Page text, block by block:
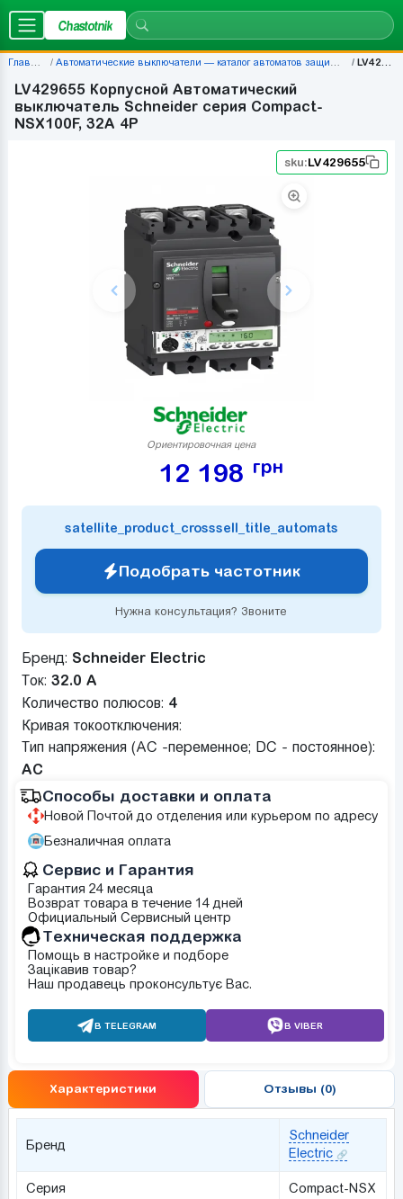
Chastotnik
Автоматические выключатели — каталог автоматов защиты | Chastotnik.ua LV429655
LV429655 Корпусной Автоматический
выключатель Schneider серия Compact-
NSX100F, 32A 4P
sku:LV429655
Ориентировочная цена
12 198 грн
satellite_product_crosssell_title_automats
Подобрать частотник
Нужна консультация? Звоните
Бренд: Schneider Electric
Ток: 32.0 А
Количество полюсов: 4
Кривая токоотключения:
Тип напряжения (AC -переменное; DC - постоянное):
AC
Способы доставки и оплата
Новой Почтой до отделения или курьером по адресу
Безналичная оплата
Сервис и Гарантия
Гарантия 24 месяца
Возврат товара в течение 14 дней
Официальный Сервисный центр
Техническая поддержка
Помощь в настройке и подборе
Зацікавив товар?
Наш продавець проконсультує Вас.
В TELEGRAM В VIBER
Характеристики Отзывы (0)
Бренд
Schneider
Electric
Серия Compact-NSX